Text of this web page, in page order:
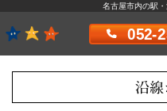
名古屋市内の駅
052-
沿線